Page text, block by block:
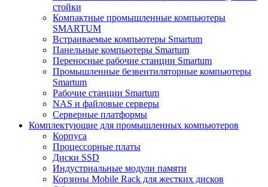
стойки
Компактные промышленные компьютеры
SMARTUM
Встраиваемые компьютеры Smartum
Панельные компьютеры Smartum
Переносные рабочие станции Smartum
Промышленные безвентиляторные компьютеры
Smartum
Рабочие станции Smartum
NAS и файловые серверы
Серверные платформы
Комплектующие для промышленных компьютеров
Корпуса
Процессорные платы
Диски SSD
Индустриальные модули памяти
Корзины Mobile Rack для жестких дисков